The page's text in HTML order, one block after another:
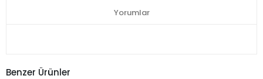
Yorumlar
Benzer Ürünler